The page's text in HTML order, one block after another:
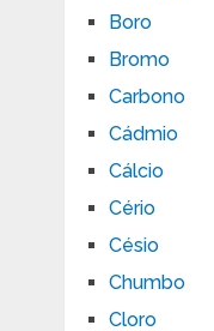
Boro
Bromo
Carbono
Cádmio
Cálcio
Cério
Césio
Chumbo
Cloro